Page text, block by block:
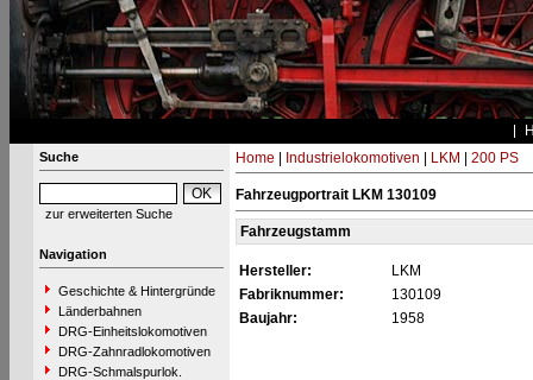
Suche
zur erweiterten Suche
Navigation
Geschichte & Hintergründe
Länderbahnen
DRG-Einheitslokomotiven
DRG-Zahnradlokomotiven
DRG-Schmalspurlok.
Home Industrielokomotiven LKM 200 PS
Fahrzeugportrait LKM 130109
Fahrzeugstamm
Hersteller:
LKM
Fabriknummer:
130109
Baujahr:
1958